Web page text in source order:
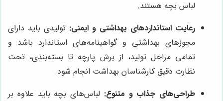
لباس بچه هستند.
رعایت استانداردهای بهداشتی و ایمنی: تولیدی باید دارای
مجوزهای بهداشتی و گواهینامه‌های استاندارد باشد و
تمامی مراحل تولید، از برش پارچه تا بسته‌بندی، تحت
نظارت دقیق کارشناسان بهداشت انجام شود.
طراحی‌های جذاب و متنوع: لباس‌های بچه باید علاوه بر